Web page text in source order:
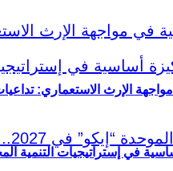
في إستراتيجيات التنمية
مواجهة الإرث الاستعماري: